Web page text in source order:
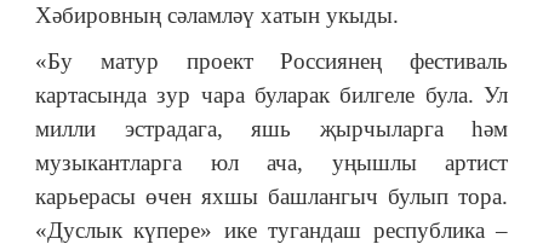
Хәбировның сәламләү хатын укыды.
«Бу матур проект Россиянең фестиваль
картасында зур чара буларак билгеле була. Ул
милли эстрадага, яшь җырчыларга һәм
музыкантларга юл ача, уңышлы артист
карьерасы өчен яхшы башлангыч булып тора.
«Дуслык күпере» ике тугандаш республика –